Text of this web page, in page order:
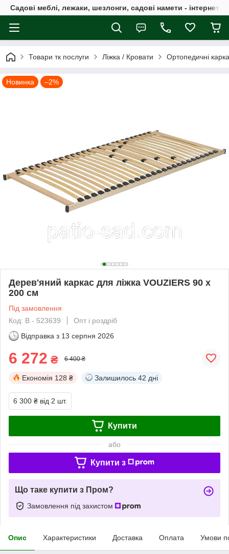
Садові меблі, лежаки, шезлонги, садові намети - інтернет-
Товари тк послуги Ліжка / Кровати Ортопедичні
Новинка –2%
Дерев'яний каркас для ліжка VOUZIERS 90 x
200 см
Під замовлення
Код: В - 523639
Опт і роздріб
Відправка з 13 серпня 2026
6 272 ₴ 6 400 ₴
Економія 128 ₴ Залишилось 42 дні
6 300 ₴ від 2 шт.
Купити
або
Купити з
Що таке купити з Пром?
Замовлення під захистом
Опис Характеристики Доставка Оплата Умови